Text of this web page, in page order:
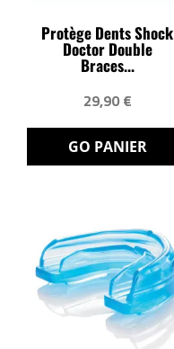
Protège Dents Shock
Doctor Double
Braces...
29,90 €
GO PANIER